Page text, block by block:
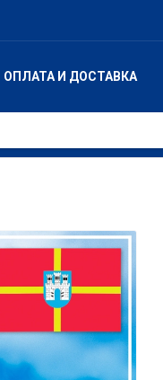
ОПЛАТА И ДОСТАВКА